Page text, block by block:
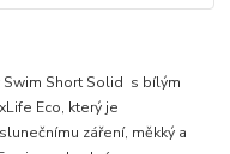
Short Solid s bílým
Eco, který je
záření, měkký a